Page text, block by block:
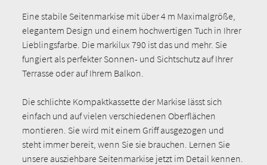
Eine stabile Seitenmarkise mit über 4 m Maximalgröße,
elegantem Design und einem hochwertigen Tuch in Ihrer
Lieblingsfarbe. Die markilux 790 ist das und mehr. Sie
fungiert als perfekter Sonnen- und Sichtschutz auf Ihrer
Terrasse oder auf Ihrem Balkon.
Die schlichte Kompaktkassette der Markise lässt sich
einfach und auf vielen verschiedenen Oberflächen
montieren. Sie wird mit einem Griff ausgezogen und
steht immer bereit, wenn Sie sie brauchen. Lernen Sie
unsere ausziehbare Seitenmarkise jetzt im Detail kennen.